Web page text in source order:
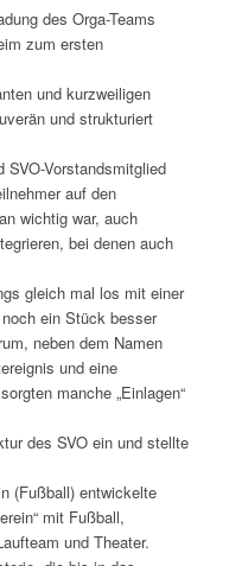
des Orga-Teams
zum ersten
und kurzweiligen
und strukturiert
Vorstandsmitglied
auf den
wichtig war, auch
bei denen auch
gleich mal los mit einer
ein Stück besser
neben dem Namen
und eine
manche „Einlagen“
des SVO ein und stellte
(Fußball) entwickelte
mit Fußball,
und Theater.